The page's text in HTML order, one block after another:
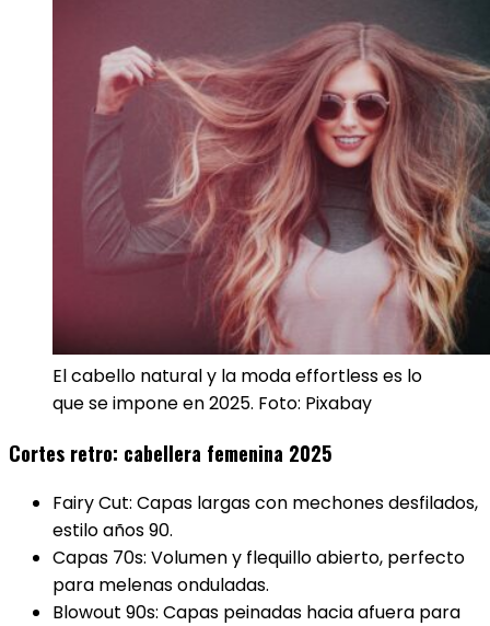
El cabello natural y la moda effortless es lo
que se impone en 2025. Foto: Pixabay
Cortes retro: cabellera femenina 2025
Fairy Cut: Capas largas con mechones desfilados,
estilo años 90.
Capas 70s: Volumen y flequillo abierto, perfecto
para melenas onduladas.
Blowout 90s: Capas peinadas hacia afuera para